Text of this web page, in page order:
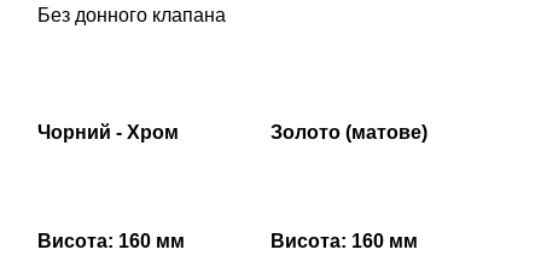
Без донного клапана
Чорний - Хром
Висота: 160 мм
Золото (матове)
Висота: 160 мм